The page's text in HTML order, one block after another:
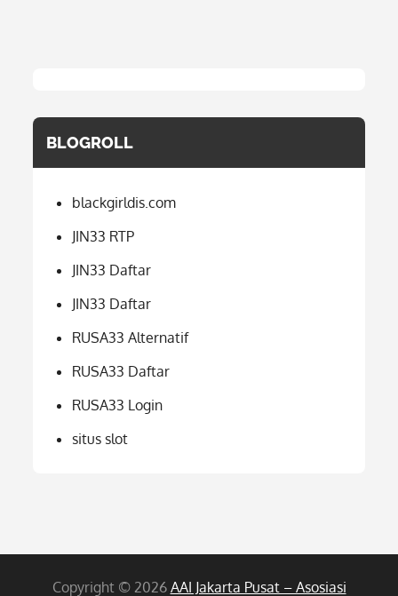
BLOGROLL
blackgirldis.com
JIN33 RTP
JIN33 Daftar
JIN33 Daftar
RUSA33 Alternatif
RUSA33 Daftar
RUSA33 Login
situs slot
Copyright © 2026 AAI Jakarta Pusat – Asosiasi